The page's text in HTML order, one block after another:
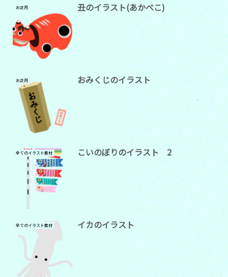
お正月 丑のイラスト(あかべこ)
お正月 おみくじのイラスト
全てのイラスト素材 こいのぼりのイラスト 2
全てのイラスト素材 イカのイラスト